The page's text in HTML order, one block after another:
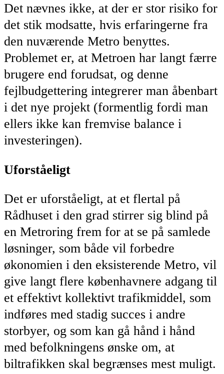
Det nævnes ikke, at der er stor risiko for
det stik modsatte, hvis erfaringerne fra
den nuværende Metro benyttes.
Problemet er, at Metroen har langt færre
brugere end forudsat, og denne
fejlbudgettering integrerer man åbenbart
i det nye projekt (formentlig fordi man
ellers ikke kan fremvise balance i
investeringen).
Uforståeligt
Det er uforståeligt, at et flertal på
Rådhuset i den grad stirrer sig blind på
en Metroring frem for at se på samlede
løsninger, som både vil forbedre
økonomien i den eksisterende Metro, vil
give langt flere københavnere adgang til
et effektivt kollektivt trafikmiddel, som
indføres med stadig succes i andre
storbyer, og som kan gå hånd i hånd
med befolkningens ønske om, at
biltrafikken skal begrænses mest muligt.